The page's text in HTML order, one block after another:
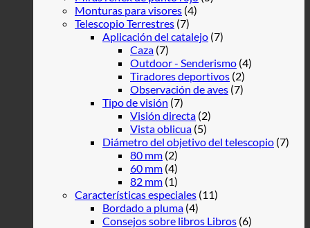
Monturas para visores (4)
Telescopio Terrestres (7)
Aplicación del catalejo (7)
Caza (7)
Outdoor - Senderismo (4)
Tiradores deportivos (2)
Observación de aves (7)
Tipo de visión (7)
Visión directa (2)
Vista oblicua (5)
Diámetro del objetivo del telescopio (7)
80 mm (2)
60 mm (4)
82 mm (1)
Características especiales (11)
Bordado a pluma (4)
Consejos sobre libros Libros (6)